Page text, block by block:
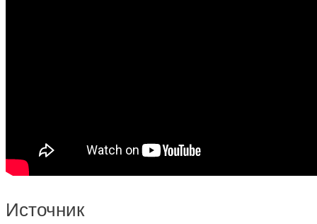
Источник